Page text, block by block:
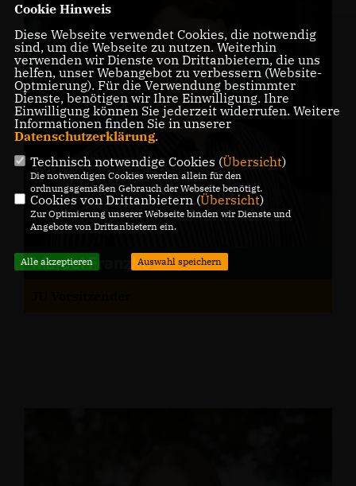
Marcel Franzke
Cookie Hinweis
Diese Webseite verwendet Cookies, die notwendig
sind, um die Webseite zu nutzen. Weiterhin
verwenden wir Dienste von Drittanbietern, die uns
helfen, unser Webangebot zu verbessern (Website-
Optmierung). Für die Verwendung bestimmter
Dienste, benötigen wir Ihre Einwilligung. Ihre
Einwilligung können Sie jederzeit widerrufen. Weitere
Informationen finden Sie in unserer
Datenschutzerklärung.
Technisch notwendige Cookies (Übersicht)
Die notwendigen Cookies werden allein für den
ordnungsgemäßen Gebrauch der Webseite benötigt.
Cookies von Drittanbietern (Übersicht)
Zur Optimierung unserer Webseite binden wir Dienste und
Angebote von Drittanbietern ein.
Alle akzeptieren Auswahl speichern